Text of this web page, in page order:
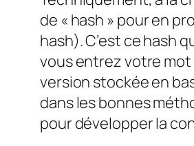
de « hash » pour en
hash). C’est cehash
vous entrez votre mot
version stockée en
dans les bonnes
pour développer la